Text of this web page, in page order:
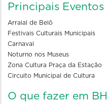
Principais Eventos
Arraial de Belô
Festivais Culturais Municipais
Carnaval
Noturno nos Museus
Zona Cultura Praça da Estação
Circuito Municipal de Cultura
O que fazer em BH